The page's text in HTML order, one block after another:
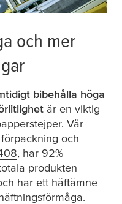
och mer
bibehålla höga
är en viktig
Vår
och
, har 92%
produkten
har ett häftämne